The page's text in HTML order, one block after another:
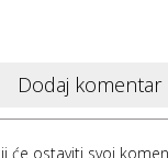
Dodaj komentar
će ostaviti svoj